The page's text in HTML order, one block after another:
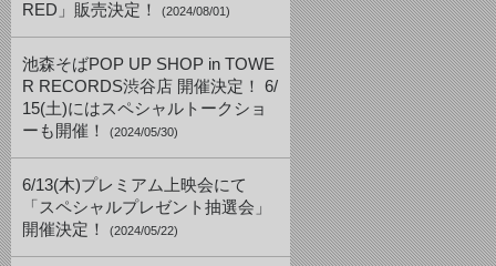
RED」販売決定！
(2024/08/01)
池森そばPOP UP SHOP in TOWE
R RECORDS渋谷店 開催決定！ 6/
15(土)にはスペシャルトークショ
ーも開催！
(2024/05/30)
6/13(木)プレミアム上映会にて
「スペシャルプレゼント抽選会」
開催決定！
(2024/05/22)